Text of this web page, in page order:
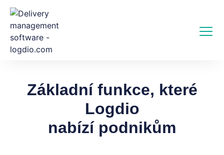
Základní funkce, které
Logdio
nabízí podnikům